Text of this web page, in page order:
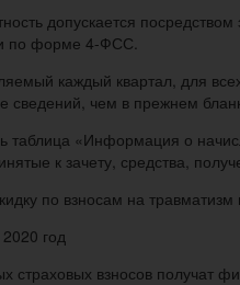
допускается
по форме 4-ФСС.
каждый квартал, для
сведений, чем в прежнем
таблица «Информация о
к зачету, средства,
по взносам на
год
страховых взносов получат